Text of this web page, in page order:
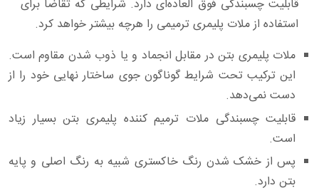
قابلیت چسبندگی فوق ‌العاده‌ای دارد. شرایطی که تقاضا برای
استفاده از ملات پلیمری ترمیمی را هرچه بیشتر خواهد کرد.
ملات پلیمری بتن در مقابل انجماد و یا ذوب شدن مقاوم است.
این ترکیب تحت شرایط گوناگون جوی ساختار نهایی خود را از
دست نمی‌دهد.
قابلیت چسبندگی ملات ترمیم‌ کننده پلیمری بتن بسیار زیاد
است.
پس‌ از خشک شدن رنگ خاکستری شبیه به رنگ اصلی و پایه
بتن دارد.